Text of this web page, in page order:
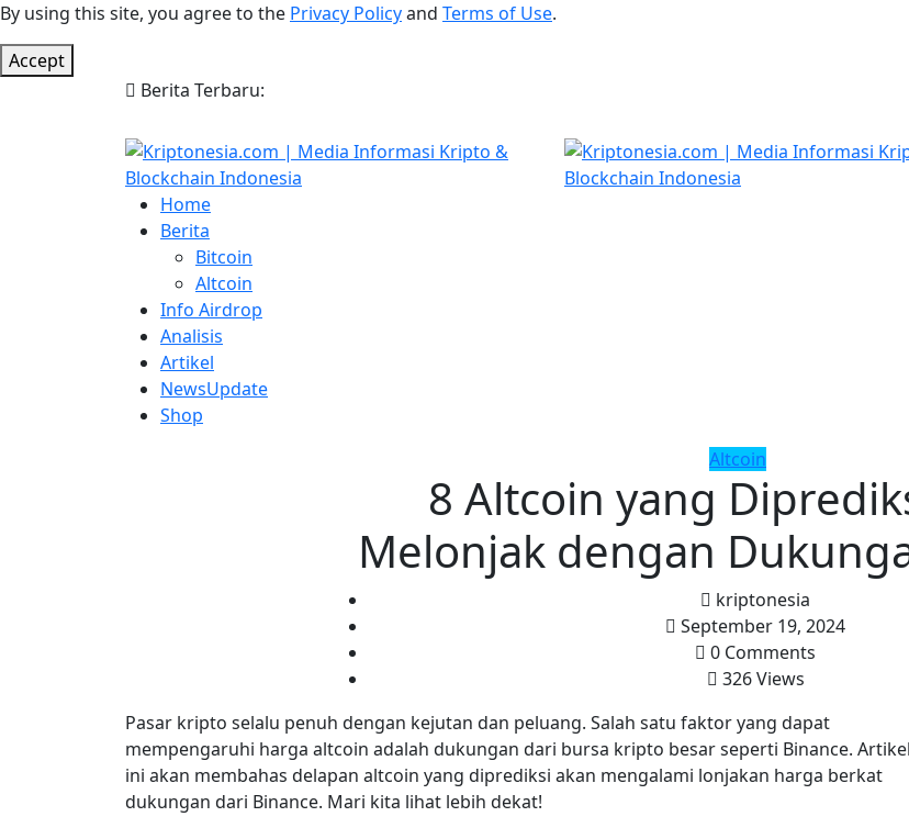
By using this site, you agree to the Privacy Policyand Terms of Use.
Accept
Berita Terbaru:
Home
Berita
Bitcoin
Altcoin
Info Airdrop
Analisis
Artikel
NewsUpdate
Shop
Altcoin
8 Altcoin yang
Melonjak dengan
kriptonesia
September 19, 2024
0 Comments
326 Views
Pasar kripto selalu penuh dengan kejutan dan peluang. Salah satu faktor yang dapat
mempengaruhi harga altcoin adalah dukungan dari bursa kripto besar seperti Binance. Artikel
ini akan membahas delapan altcoin yang diprediksi akan mengalami lonjakan harga berkat
dukungan dari Binance. Mari kita lihat lebih dekat!